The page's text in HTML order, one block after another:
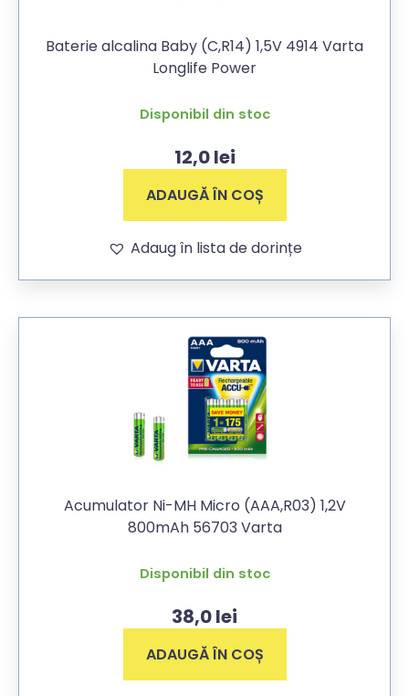
Baterie alcalina Baby (C,R14) 1,5V 4914 Varta
Longlife Power
Disponibil din stoc
12,0lei
ADAUGĂ ÎN COȘ
Adaug în lista de dorințe
Acumulator Ni-MH Micro (AAA,R03) 1,2V
800mAh 56703 Varta
Disponibil din stoc
38,0lei
ADAUGĂ ÎN COȘ